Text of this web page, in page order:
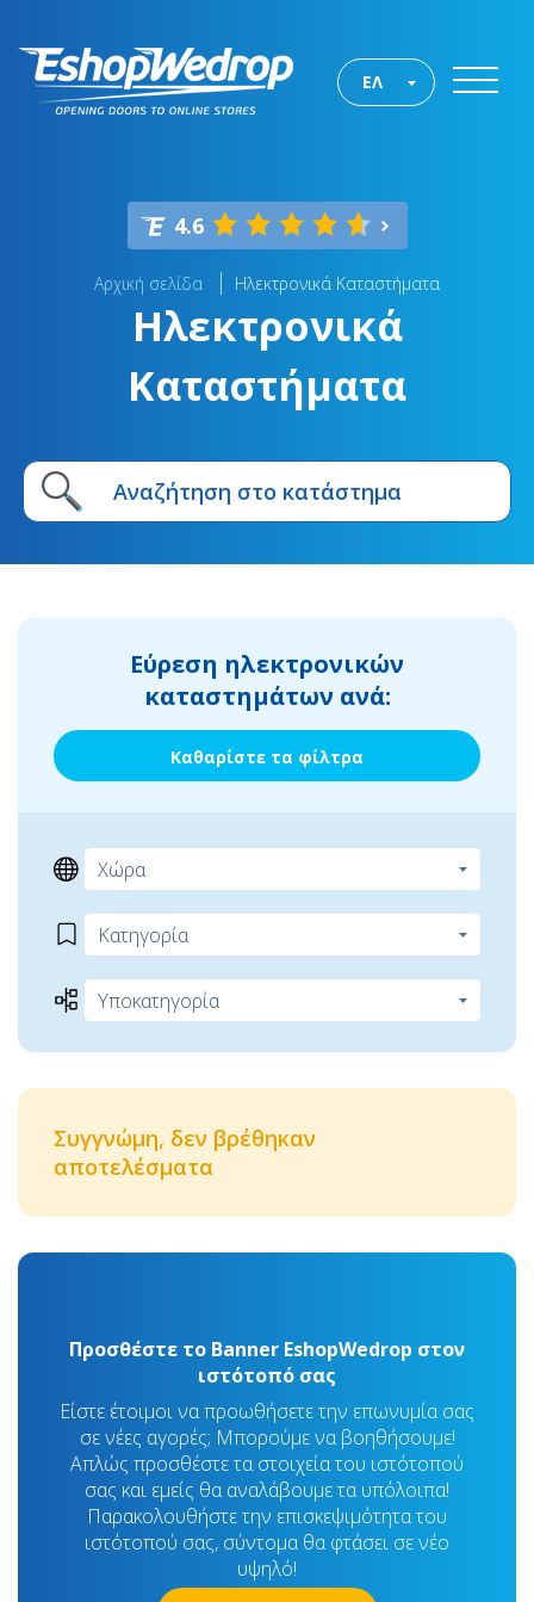
ΕΛ
4.6
Αρχική σελίδα Ηλεκτρονικά Καταστήματα
Ηλεκτρονικά
Καταστήματα
Εύρεση ηλεκτρονικών
καταστημάτων ανά:
Καθαρίστε τα φίλτρα
Συγγνώμη, δεν βρέθηκαν
αποτελέσματα
Προσθέστε το Banner EshopWedrop στον
ιστότοπό σας
Είστε έτοιμοι να προωθήσετε την επωνυμία σας
σε νέες αγορές; Μπορούμε να βοηθήσουμε!
Απλώς προσθέστε τα στοιχεία του ιστότοπού
σας και εμείς θα αναλάβουμε τα υπόλοιπα!
Παρακολουθήστε την επισκεψιμότητα του
ιστότοπού σας, σύντομα θα φτάσει σε νέο
υψηλό!